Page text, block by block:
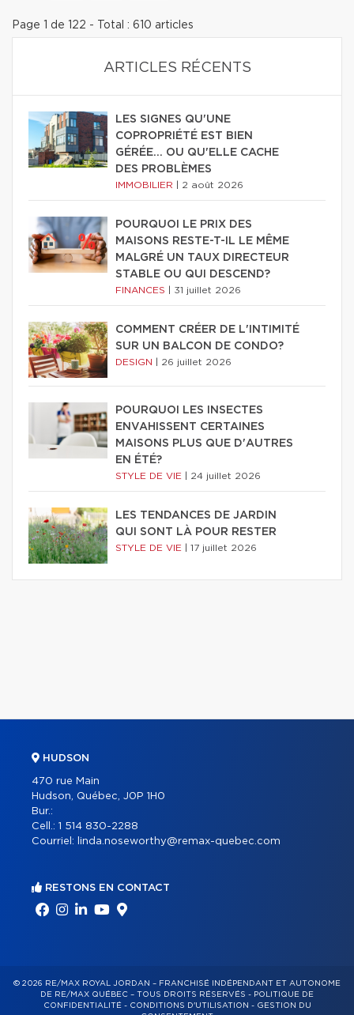
Page 1 de 122 - Total : 610 articles
ARTICLES RÉCENTS
LES SIGNES QU'UNE
COPROPRIÉTÉ EST BIEN
GÉRÉE… OU QU'ELLE CACHE
DES PROBLÈMES
IMMOBILIER 2 août 2026
POURQUOI LE PRIX DES
MAISONS RESTE-T-IL LE MÊME
MALGRÉ UN TAUX DIRECTEUR
STABLE OU QUI DESCEND?
FINANCES 31 juillet 2026
COMMENT CRÉER DE L'INTIMITÉ
SUR UN BALCON DE CONDO?
DESIGN 26 juillet 2026
POURQUOI LES INSECTES
ENVAHISSENT CERTAINES
MAISONS PLUS QUE D'AUTRES
EN ÉTÉ?
STYLE DE VIE 24 juillet 2026
LES TENDANCES DE JARDIN
QUI SONT LÀ POUR RESTER
STYLE DE VIE 17 juillet 2026
HUDSON
470 rue Main
Hudson, Québec, J0P 1H0
Bur.:
Cell.: 1 514 830-2288
Courriel:
linda.noseworthy@remax-quebec.com
RESTONS EN CONTACT
© 2026 RE/MAX ROYAL JORDAN – FRANCHISÉ INDÉPENDANT ET AUTONOME
DE RE/MAX QUÉBEC – TOUS DROITS RÉSERVÉS - POLITIQUE DE
CONFIDENTIALITÉ- CONDITIONS D'UTILISATION - GESTION DU